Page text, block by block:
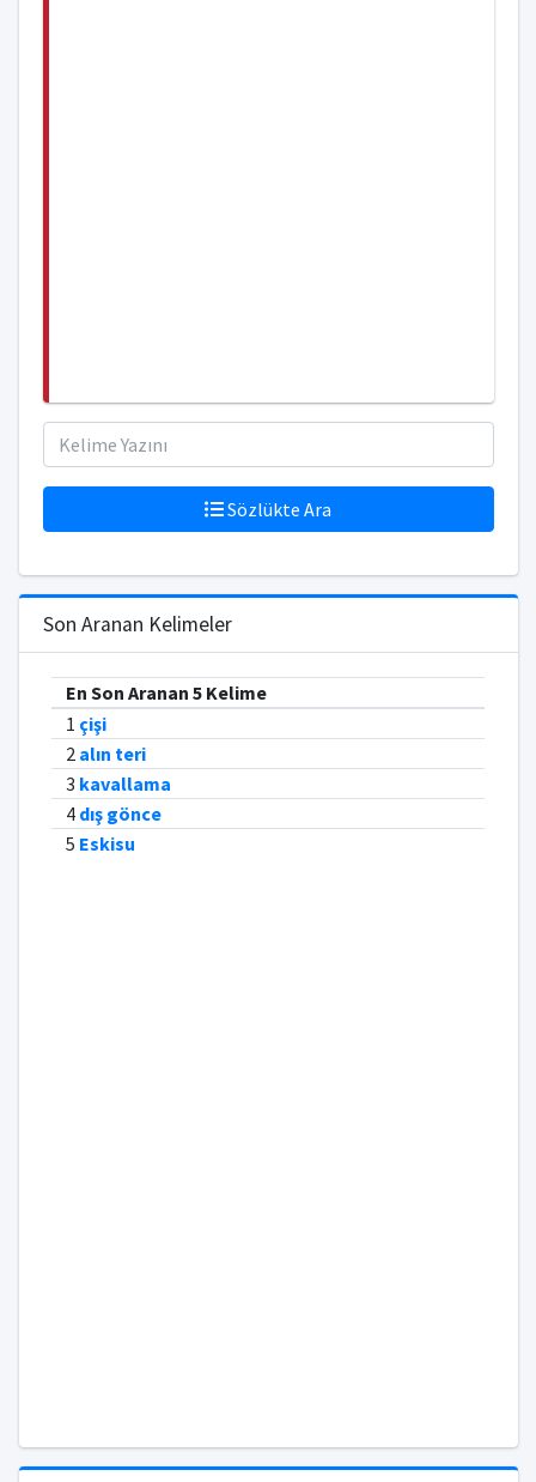
Sözlükte Ara
Son Aranan Kelimeler
En Son Aranan 5 Kelime
1 çişi
2 alın teri
3 kavallama
4 dış gönce
5 Eskisu